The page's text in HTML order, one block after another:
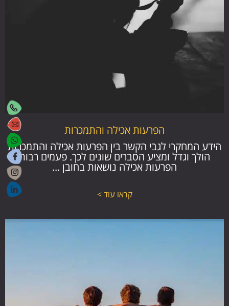
הפרעות אכילה והתמכרות
הידע המחקרי לגבי הקשר בין הפרעות אכילה והתמכרות
הולך וגדל ומציע הסברים שונים לכך. פעמים רבות
הפרעות אכילה נושאות בחובן ...
קראו עוד >